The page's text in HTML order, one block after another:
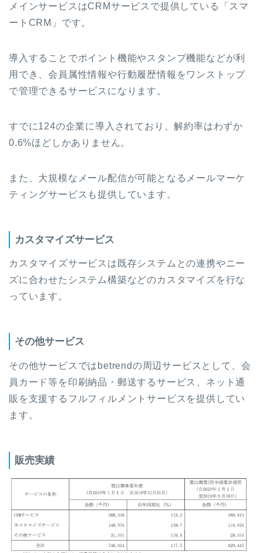
メインサービスはCRMサービスで提供している「スマ
ートCRM」です。
導入することでポイント機能やスタンプ機能などが利
用でき、会員属性情報や行動履歴情報をワンストップ
で管理できるサービスになります。
すでに124の企業に導入されており、解約率はわずか
0.6%ほどしかありません。
また、大規模なメール配信が可能となるメールマーケ
ティングサービスも提供しています。
カスタマイズサービス
カスタマイズサービスは既存システムとの連携やニー
ズに合わせたシステム構築などのカスタマイズを行な
っています。
その他サービス
その他サービスではbetrendの周辺サービスとして、会
員カード等を印刷納品・郵送するサービス、ネット通
販を支援するフルフィルメントサービスを提供してい
ます。
販売実績